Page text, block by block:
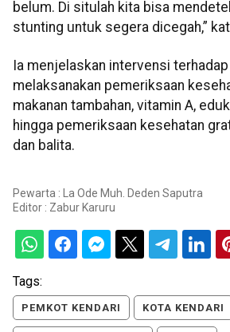
belum. Di situlah kita bisa
stunting untuk segera dicegah,”
Ia menjelaskan intervensi
melaksanakan pemeriksaan
makanan tambahan, vitamin A,
hingga pemeriksaan kesehatan
dan balita.
Pewarta : La Ode Muh. Deden Saputra
Editor : Zabur Karuru
Tags:
PEMKOT KENDARI KOTA KENDARI